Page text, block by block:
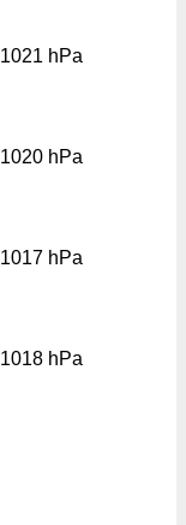
1021 hPa
1020 hPa
1017 hPa
1018 hPa